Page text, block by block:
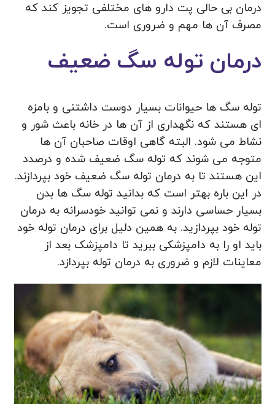
درمان بی حالی پت دارو های مختلفی تجویز کند که
مصرف آن‌ ها مهم و ضروری است.
درمان توله سگ ضعیف
توله سگ ها حیوانات بسیار دوست داشتنی و بامزه
ای هستند که نگهداری از آن ها در خانه باعث شور و
نشاط می شود. البته گاهی اوقات صاحبان آن ها
متوجه می‌ شوند که توله سگ ضعیف شده و درصدد
این هستند تا به درمان توله سگ ضعیف خود بپردازند.
در این باره بهتر است که بدانید توله سگ ها بدن
بسیار حساسی دارند و نمی توانید خودسرانه به درمان
توله خود بپردازید. به همین دلیل برای درمان توله خود
باید او را به دامپزشکی ببرید تا دامپزشک بعد از
معاینات لازم و ضروری به درمان توله بپردازد.